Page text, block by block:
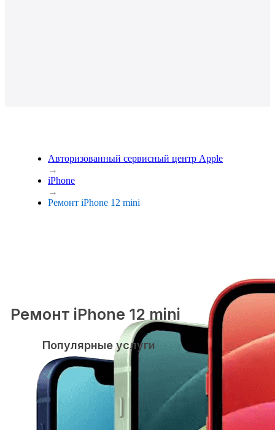
Авторизованный сервисный центр Apple
→
iPhone
→
Ремонт iPhone 12 mini
Ремонт iPhone 12 mini
Популярные услуги